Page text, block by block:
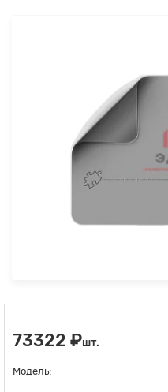
73322 ₽шт.
Модель: